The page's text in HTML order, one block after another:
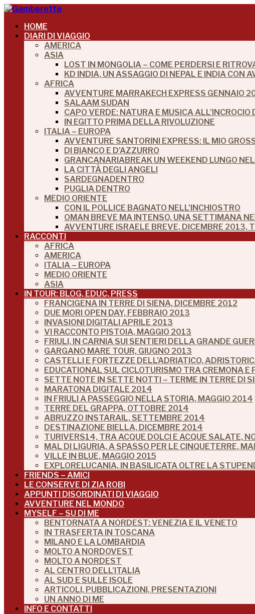
HOME
DIARI DI VIAGGIO
AMERICA
ASIA
LOST IN MONGOLIA – COME PERDERSI E
KD INDIA, UN ASSAGGIO DI NEPAL E INDIA CON
AFRICA
AVVENTURE MARRAKECH EXPRESS GENNAIO
SALAAM SUDAN
CAPO VERDE: NATURA E MUSICA
IN EGITTO PRIMA DELLA RIVOLUZIONE
ITALIA – EUROPA
AVVENTURE SANTORINI EXPRESS: IL MIO
DI BIANCO E D’AZZURRO
GRANCANARIABREAK UN WEEKEND LUNGO
LA CITTÀ DEGLI ANGELI
SARDEGNADENTRO
PUGLIA DENTRO
MEDIO ORIENTE
CON IL POLLICE BAGNATO NELL’INCHIOSTRO
OMAN BREVE MA INTENSO, UNA SETTIMANA
AVVENTURE ISRAELE BREVE, DICEMBRE 2013,
RACCONTI
AFRICA
AMERICA
ITALIA – EUROPA
MEDIO ORIENTE
ASIA
IN TOUR: BLOG, EDUC, PRESS
FRANCIGENA IN TERRE DI SIENA, DICEMBRE 2012
DUE MORI OPEN DAY, FEBBRAIO 2013
INVASIONI DIGITALI APRILE 2013
VI RACCONTO PISTOIA, MAGGIO 2013
FRIULI, IN CARNIA SUI SENTIERI DELLA GRANDE
GARGANO MARE TOUR, GIUGNO 2013
CASTELLI E FORTEZZE DELL’ADRIATICO,
EDUCATIONAL SUL CICLOTURISMO TRA CREMONA
SETTE NOTE IN SETTE NOTTI – TERME IN TERRE DI
MARATONA DIGITALE 2014
IN FRIULI A PASSEGGIO NELLA STORIA, MAGGIO 2014
TERRE DEL GRAPPA, OTTOBRE 2014
ABRUZZO INSTARAIL, SETTEMBRE 2014
DESTINAZIONE BIELLA, DICEMBRE 2014
TURIVERS14, TRA ACQUE DOLCI E ACQUE SALATE,
MAL DI LIGURIA, A SPASSO PER LE CINQUETERRE,
VILLE IN BLUE, MAGGIO 2015
EXPLORELUCANIA, IN BASILICATA OLTRE LA
FRIENDS – AMICI
LE CONSERVE DI ZIA ROBI
APPUNTI DISORDINATI DI VIAGGIO
AVVENTURE NEL MONDO
MYSELF – SU DI ME
BENTORNATA A NORDEST: VENEZIA E IL VENETO
IN TRASFERTA IN TOSCANA
MILANO E LA LOMBARDIA
MOLTO A NORDOVEST
MOLTO A NORDEST
AL CENTRO DELL’ITALIA
AL SUD E SULLE ISOLE
ARTICOLI, PUBBLICAZIONI, PRESENTAZIONI
UN ANNO DI ME
INFO E CONTATTI